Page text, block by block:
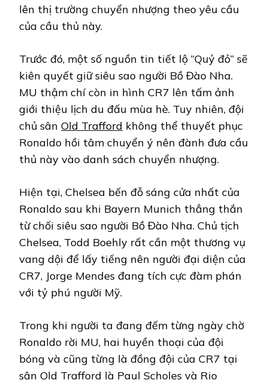
lên thị trường chuyển nhượng theo yêu cầu
của cầu thủ này.
Trước đó, một số nguồn tin tiết lộ “Quỷ đỏ” sẽ
kiên quyết giữ siêu sao người Bồ Đào Nha.
MU thậm chí còn in hình CR7 lên tấm ảnh
giới thiệu lịch du đấu mùa hè. Tuy nhiên, đội
chủ sân Old Trafford không thể thuyết phục
Ronaldo hồi tâm chuyển ý nên đành đưa cầu
thủ này vào danh sách chuyển nhượng.
Hiện tại, Chelsea bến đỗ sáng cửa nhất của
Ronaldo sau khi Bayern Munich thẳng thắn
từ chối siêu sao người Bồ Đào Nha. Chủ tịch
Chelsea, Todd Boehly rất cần một thương vụ
vang dội để lấy tiếng nên người đại diện của
CR7, Jorge Mendes đang tích cực đàm phán
với tỷ phú người Mỹ.
Trong khi người ta đang đếm từng ngày chờ
Ronaldo rời MU, hai huyền thoại của đội
bóng và cũng từng là đồng đội của CR7 tại
sân Old Trafford là Paul Scholes và Rio